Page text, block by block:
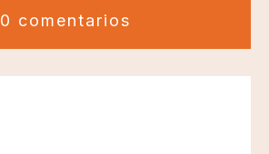
0 comentarios